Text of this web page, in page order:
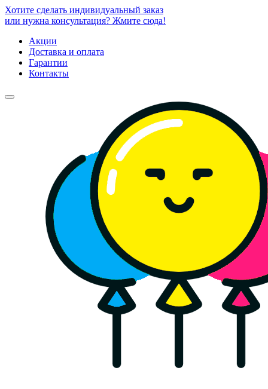
Хотите сделать индивидуальный заказ
или нужна консультация? Жмите сюда!
Акции
Доставка и оплата
Гарантии
Контакты